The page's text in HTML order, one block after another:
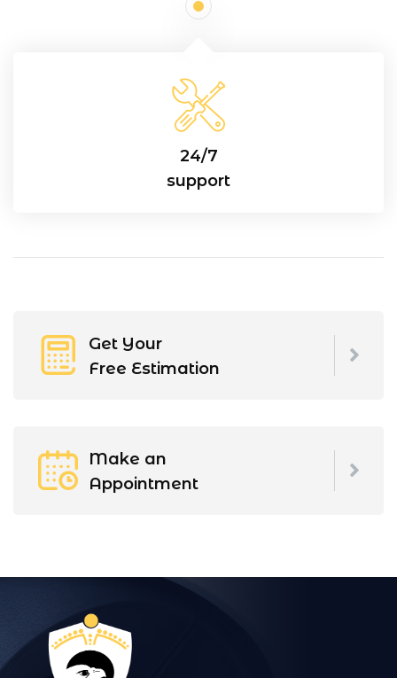
24/7
support
Get Your
Free Estimation
Make an
Appointment